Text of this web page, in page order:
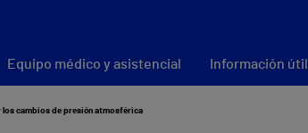
Equipo médico y asistencial Información útil
los cambios de presión atmosférica